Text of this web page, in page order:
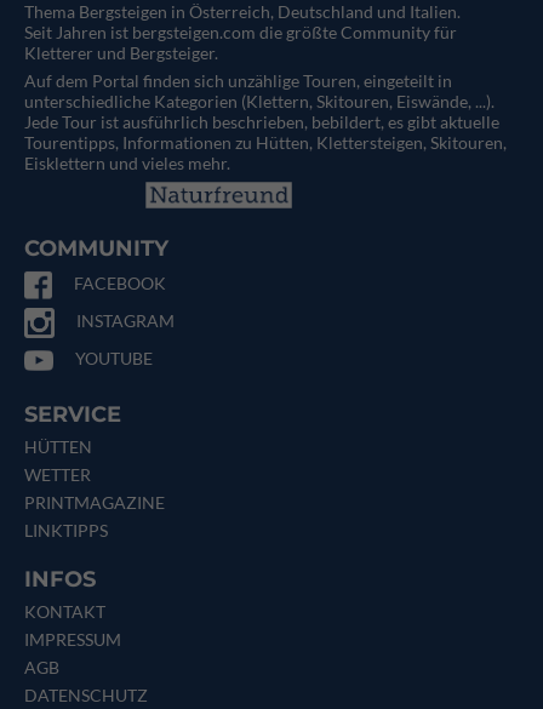
Thema Bergsteigen in Österreich, Deutschland und Italien.
Seit Jahren ist bergsteigen.com die größte Community für
Kletterer und Bergsteiger.
Auf dem Portal finden sich unzählige Touren, eingeteilt in
unterschiedliche Kategorien (Klettern, Skitouren, Eiswände, ...).
Jede Tour ist ausführlich beschrieben, bebildert, es gibt aktuelle
Tourentipps, Informationen zu Hütten, Klettersteigen, Skitouren,
Eisklettern und vieles mehr.
COMMUNITY
FACEBOOK
INSTAGRAM
YOUTUBE
SERVICE
HÜTTEN
WETTER
PRINTMAGAZINE
LINKTIPPS
INFOS
KONTAKT
IMPRESSUM
AGB
DATENSCHUTZ